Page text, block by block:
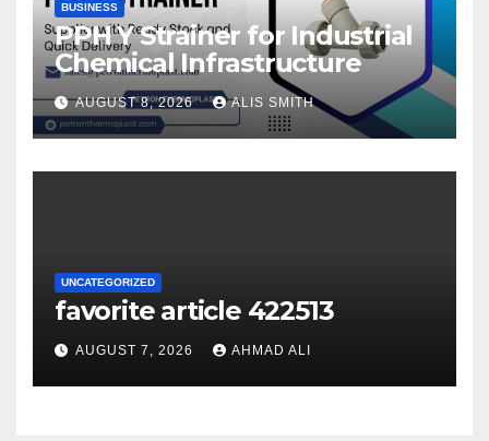
BUSINESS
PPH Y Strainer for Industrial
Chemical Infrastructure
AUGUST 8, 2026 ALIS SMITH
UNCATEGORIZED
favorite article 422513
AUGUST 7, 2026 AHMAD ALI